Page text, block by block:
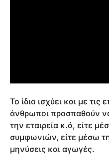
Το ίδιο ισχύει και με τις
άνθρωποι προσπαθούν
την εταιρεία κ.ά, είτε
συμφωνιών, είτε μέσω
μηνύσεις και αγωγές.